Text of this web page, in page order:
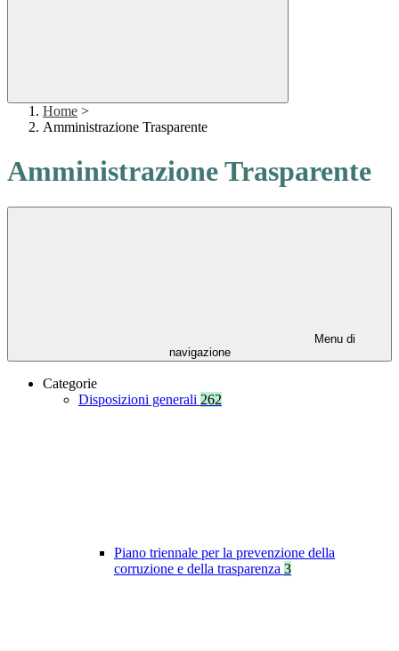
Home >
Amministrazione Trasparente
Amministrazione Trasparente
Menu di
navigazione
Categorie
Disposizioni generali 262
Piano triennale per la prevenzione della
corruzione e della trasparenza 3